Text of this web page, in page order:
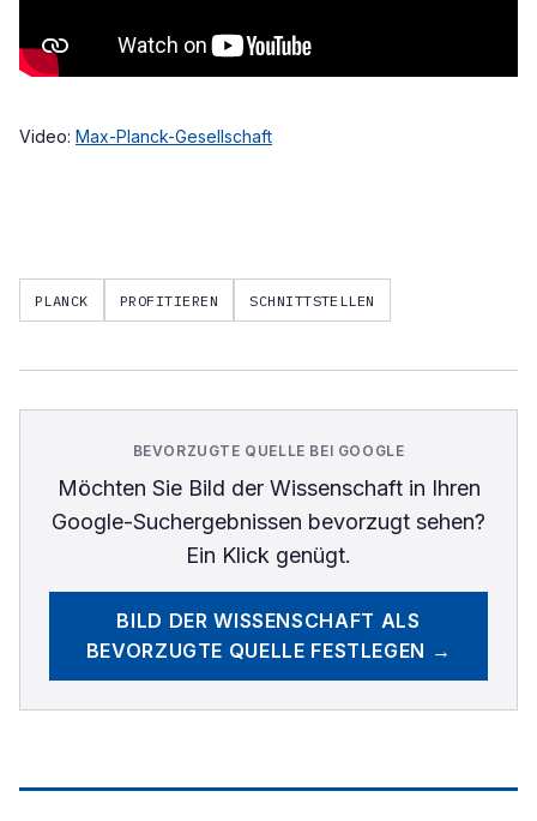
Video: Max-Planck-Gesellschaft
PLANCK PROFITIEREN SCHNITTSTELLEN
BEVORZUGTE QUELLE BEI GOOGLE
Möchten Sie Bild der Wissenschaftin Ihren
Google-Suchergebnissen bevorzugt sehen?
Ein Klick genügt.
BILD DER WISSENSCHAFT ALS
BEVORZUGTE QUELLE FESTLEGEN →